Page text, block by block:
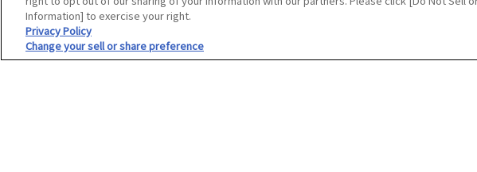
JAF Mate
冊子JAF Mate・JAF PLUS
Information] to exercise your right.
Privacy Policy
Change your sell or share preference